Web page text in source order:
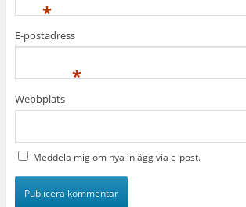
*
E-postadress
*
Webbplats
Meddela mig om nya inlägg via e-post.